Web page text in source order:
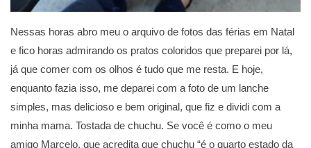
Nessas horas abro meu o arquivo de fotos das férias em Natal
e fico horas admirando os pratos coloridos que preparei por lá,
já que comer com os olhos é tudo que me resta. E hoje,
enquanto fazia isso, me deparei com a foto de um lanche
simples, mas delicioso e bem original, que fiz e dividi com a
minha mama. Tostada de chuchu. Se você é como o meu
amigo Marcelo, que acredita que chuchu “é o quarto estado da